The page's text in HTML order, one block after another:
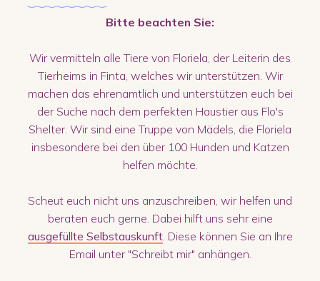
Bitte beachten Sie:
Wir vermitteln alle Tiere von Floriela, der Leiterin des
Tierheims in Finta, welches wir unterstützen. Wir
machen das ehrenamtlich und unterstützen euch bei
der Suche nach dem perfekten Haustier aus Flo's
Shelter. Wir sind eine Truppe von Mädels, die Floriela
insbesondere bei den über 100 Hunden und Katzen
helfen möchte.
Scheut euch nicht uns anzuschreiben, wir helfen und
beraten euch gerne. Dabei hilft uns sehr eine
ausgefüllte Selbstauskunft. Diese können Sie an Ihre
Email unter "Schreibt mir" anhängen.